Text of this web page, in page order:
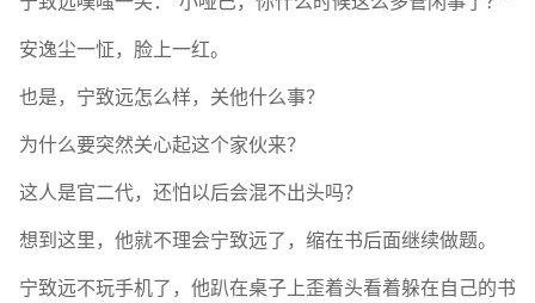
安逸尘一怔，脸上一红。
也是，宁致远怎么样，关他什么事？
为什么要突然关心起这个家伙来？
这人是官二代，还怕以后会混不出头吗？
想到这里，他就不理会宁致远了，缩在书后面继续做题。
宁致远不玩手机了，他趴在桌子上歪着头看着躲在自己的书